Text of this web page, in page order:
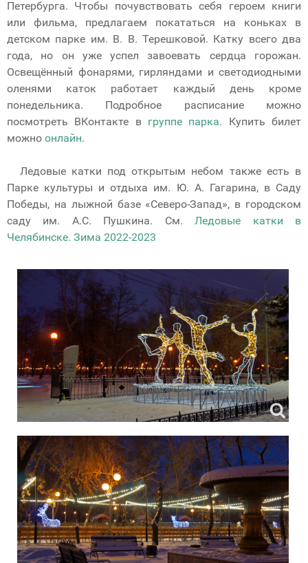
Петербурга. Чтобы почувствовать себя героем книги
или фильма, предлагаем покататься на коньках в
детском парке им. В. В. Терешковой. Катку всего два
года, но он уже успел завоевать сердца горожан.
Освещённый фонарями, гирляндами и светодиодными
оленями каток работает каждый день кроме
понедельника. Подробное расписание можно
посмотреть ВКонтакте в группе парка. Купить билет
можно онлайн.
Ледовые катки под открытым небом также есть в
Парке культуры и отдыха им. Ю. А. Гагарина, в Саду
Победы, на лыжной базе «Северо-Запад», в городском
саду им. А.С. Пушкина. См.Ледовые катки в
Челябинске. Зима 2022-2023